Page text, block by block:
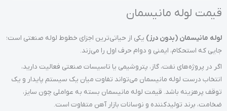
قیمت لوله مانیسمان
لوله مانیسمان (بدون درز) یکی از حیاتی‌ترین اجزای خطوط لوله صنعتی است؛
جایی که استحکام، ایمنی و دوام حرف اول را می‌زند.
اگر در پروژه‌های نفت، گاز، پتروشیمی یا تاسیسات صنعتی فعالیت دارید،
انتخاب درست لوله مانیسمان می‌تواند تفاوت میان یک سیستم پایدار و یک
توقف پرهزینه باشد. قیمت لوله مانیسمان بسته به عواملی چون سایز،
ضخامت، برند تولیدکننده و نوسانات بازار آهن متفاوت است.